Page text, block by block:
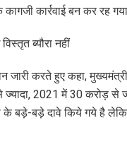
कार्रवाई बन कर रह
ब्यौरा नहीं
जारी करते हुए कहा,
2021 में 30 करोड़ से
बड़े-बड़े दावे किये गये है